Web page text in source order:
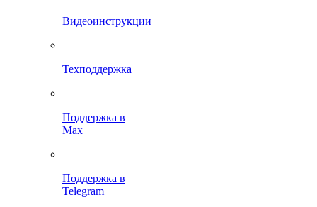
Видеоинструкции
Техподдержка
Поддержка в
Max
Поддержка в
Telegram